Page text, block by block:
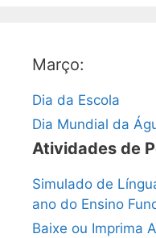
Março:
Dia da Escola
Dia Mundial da
Atividades de
Simulado de
ano do Ensino
Baixe ou Imprima